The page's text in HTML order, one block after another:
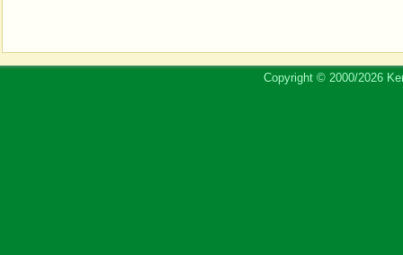
Copyright © 2000/2026